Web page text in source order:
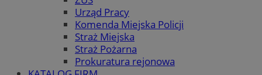
Urząd Pracy
Komenda Miejska Policji
Straż Miejska
Straż Pożarna
Prokuratura rejonowa